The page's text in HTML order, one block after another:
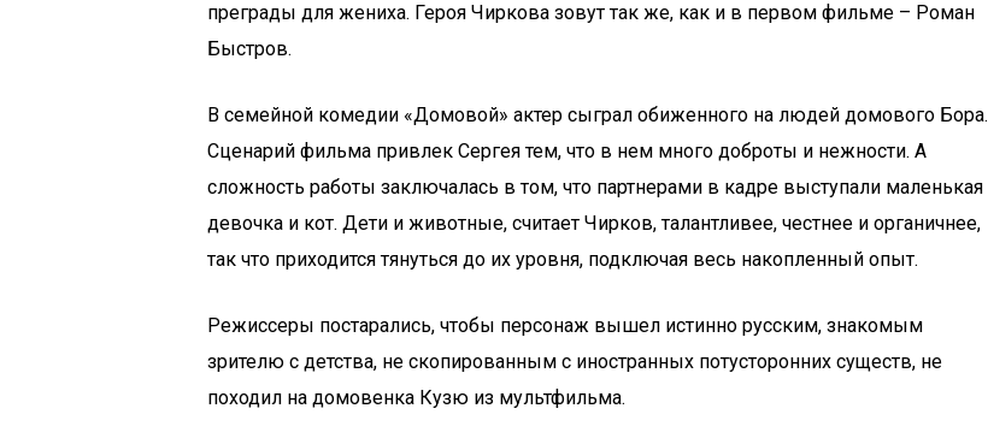
преграды для жениха. Героя Чиркова зовут так же, как и в первом фильме – Роман
Быстров.
В семейной комедии «Домовой» актер сыграл обиженного на людей домового Бора.
Сценарий фильма привлек Сергея тем, что в нем много доброты и нежности. А
сложность работы заключалась в том, что партнерами в кадре выступали маленькая
девочка и кот. Дети и животные, считает Чирков, талантливее, честнее и органичнее,
так что приходится тянуться до их уровня, подключая весь накопленный опыт.
Режиссеры постарались, чтобы персонаж вышел истинно русским, знакомым
зрителю с детства, не скопированным с иностранных потусторонних существ, не
походил на домовенка Кузю из мультфильма.